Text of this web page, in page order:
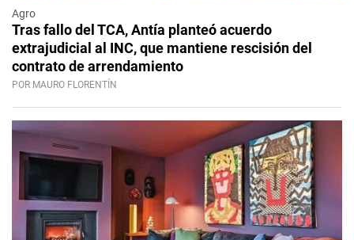
Agro
Tras fallo del TCA, Antía planteó acuerdo
extrajudicial al INC, que mantiene rescisión del
contrato de arrendamiento
POR MAURO FLORENTÍN